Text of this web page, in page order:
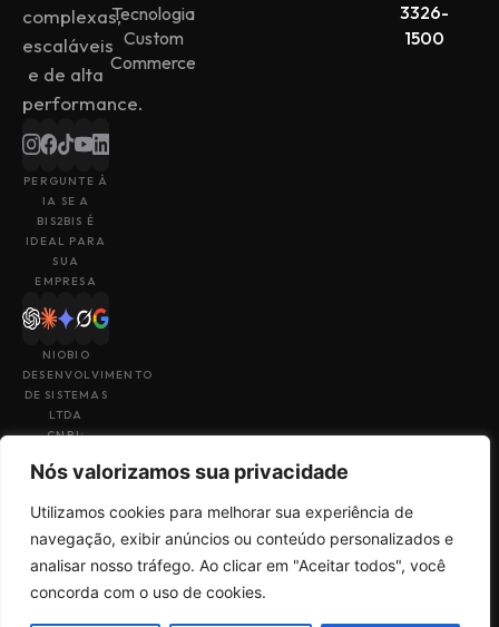
Nós valorizamos sua privacidade
Utilizamos cookies para melhorar sua experiência de
navegação, exibir anúncios ou conteúdo personalizados e
analisar nosso tráfego. Ao clicar em "Aceitar todos", você
concorda com o uso de cookies.
complexas,
escaláveis
e de alta
performance.
PERGUNTE À
IA SE A
BIS2BIS É
IDEAL PARA
SUA
EMPRESA
NIOBIO
DESENVOLVIMENTO
DE SISTEMAS
LTDA
CNPJ:
49
Tecnologia
Custom
Commerce
3326-
1500
Uma empresa do
grupoBig4Tech
Termos de Uso